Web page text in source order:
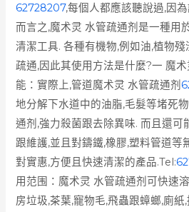
62728207,每個人都應該聽說過,因
而言之,魔术灵 水管疏通剂是一種用
清潔工具. 各種有機物,例如油,植物
疏通,因此其使用方法是什麼?一 魔
能：實際上,管道魔术灵 水管疏通剂
地分解下水道中的油脂,毛髮等堵死
通剂,強力殺菌跟去除異味. 而且還可
跟維護,並且對鑄鐵,橡膠,塑料管道等
對實惠,方便且快速清潔的產品.Tel:
用范围：魔术灵 水管疏通剂可快速
房垃圾,茶葉,寵物毛,飛蟲跟蟑螂,廁